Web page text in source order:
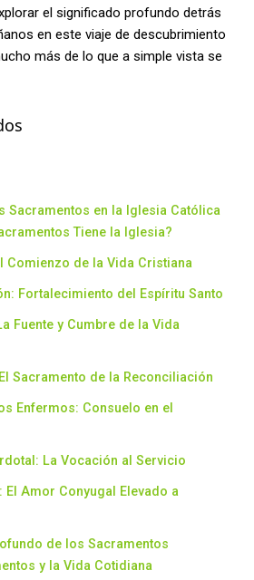
el significado profundo detrás
en este viaje de descubrimiento
más de lo que a simple vista se
Sacramentos en la Iglesia Católica
Tiene la Iglesia?
Comienzo de la Vida Cristiana
Fortalecimiento del Espíritu Santo
Fuente y Cumbre de la Vida
Sacramento de la Reconciliación
Enfermos: Consuelo en el
La Vocación al Servicio
El Amor Conyugal Elevado a
de los Sacramentos
y la Vida Cotidiana